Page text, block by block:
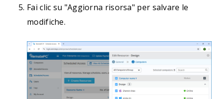
Fai clic su "Aggiorna risorsa" per salvare le
modifiche.